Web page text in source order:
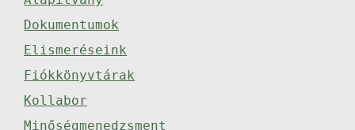
Dokumentumok
Elismeréseink
Fiókkönyvtárak
Kollabor
Minőségmenedzsment